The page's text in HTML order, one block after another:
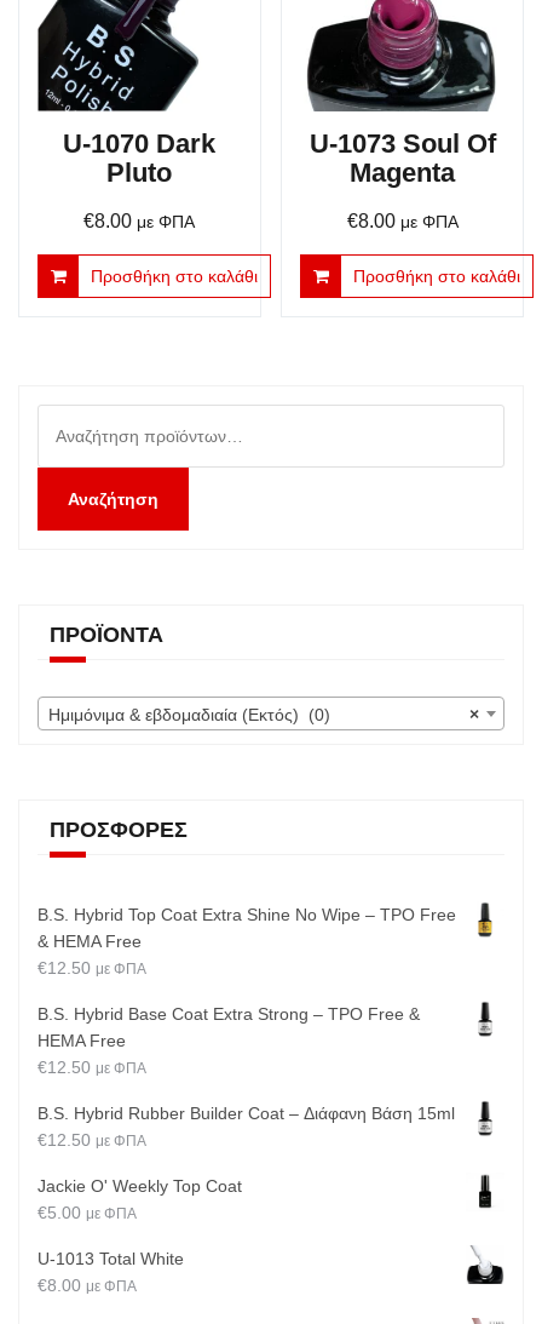
U-1070 Dark
Pluto
€8.00 με ΦΠΑ
Προσθήκη στο καλάθι
U-1073 Soul Of
Magenta
€8.00 με ΦΠΑ
Προσθήκη στο καλάθι
για:
Αναζήτηση
ΠΡΟΪΌΝΤΑ
×
Ημιμόνιμα & εβδομαδιαία (Εκτός) (0)
ΠΡΟΣΦΟΡΈΣ
B.S. Hybrid Top Coat Extra Shine No Wipe – TPO Free
& HEMA Free
€12.50 με ΦΠΑ
B.S. Hybrid Base Coat Extra Strong – TPO Free &
HEMA Free
€12.50 με ΦΠΑ
B.S. Hybrid Rubber Builder Coat – Διάφανη Βάση 15ml
€12.50 με ΦΠΑ
Jackie O' Weekly Top Coat
€5.00 με ΦΠΑ
U-1013 Total White
€8.00 με ΦΠΑ